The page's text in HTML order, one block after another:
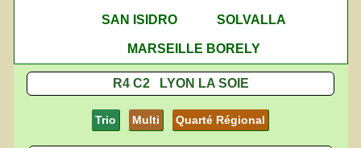
SAN ISIDRO
SOLVALLA
MARSEILLE BORELY
R4 C2 LYON LA SOIE
Trio Multi Quarté Régional